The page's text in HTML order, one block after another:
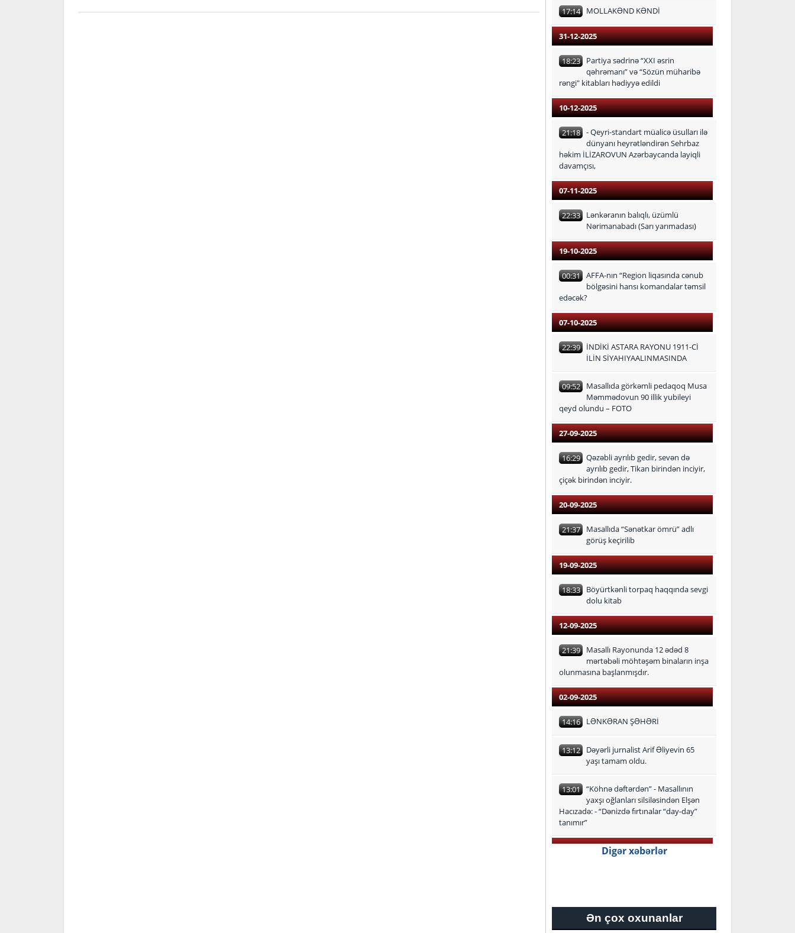
17:14 MOLLAKƏND KƏNDİ
31-12-2025
18:23
Partiya sədrinə “XXI əsrin
qəhrəmanı” və “Sözün müharibə
rəngi" kitabları hədiyyə edildi
10-12-2025
21:18 - Qeyri-standart müalicə üsulları ilə
dünyanı heyrətləndirən Sehrbaz
həkim İLİZAROVUN Azərbaycanda layiqli
davamçısı,
07-11-2025
22:33
Lənkəranın balıqlı, üzümlü
Nərimanabadı (Sarı yarımadası)
19-10-2025
00:31 AFFA-nın “Region liqasında cənub
bölgəsini hansı komandalar təmsil
edəcək?
07-10-2025
22:39
İNDİKİ ASTARA RAYONU 1911-Cİ
İLİN SİYAHIYAALINMASINDA
09:52
Masallıda görkəmli pedaqoq Musa
Məmmədovun 90 illik yubileyi
qeyd olundu – FOTO
27-09-2025
16:29 Qəzəbli ayrılıb gedir, sevən də
ayrılıb gedir, Tikan birindən inciyir,
çiçək birindən inciyir.
20-09-2025
21:37
Masallıda “Sənətkar ömrü” adlı
görüş keçirilib
19-09-2025
18:33
Böyürtkənli torpaq haqqında sevgi
dolu kitab
12-09-2025
21:39
Masallı Rayonunda 12 ədəd 8
mərtəbəli möhtəşəm binaların inşa
olunmasına başlanmışdır.
02-09-2025
14:16 LƏNKƏRAN ŞƏHƏRİ
13:12
Dəyərli jurnalist Arif Əliyevin 65
yaşı tamam oldu.
13:01 “Köhnə dəftərdən” - Masallının
yaxşı oğlanları silsiləsindən Elşən
Hacızadə: - “Dənizdə fırtınalar “day-day”
tanımır”
29-08-2025
27-08-2025
Digər xəbərlər
Ən çox oxunanlar